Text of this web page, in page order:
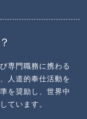
専門職務に携わる
人道的奉仕活動を
を奨励し、世界中
ています。